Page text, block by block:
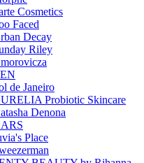
Cosmetics
Faced
Decay
Riley
de Janeiro
Probiotic Skincare
Denona
Place